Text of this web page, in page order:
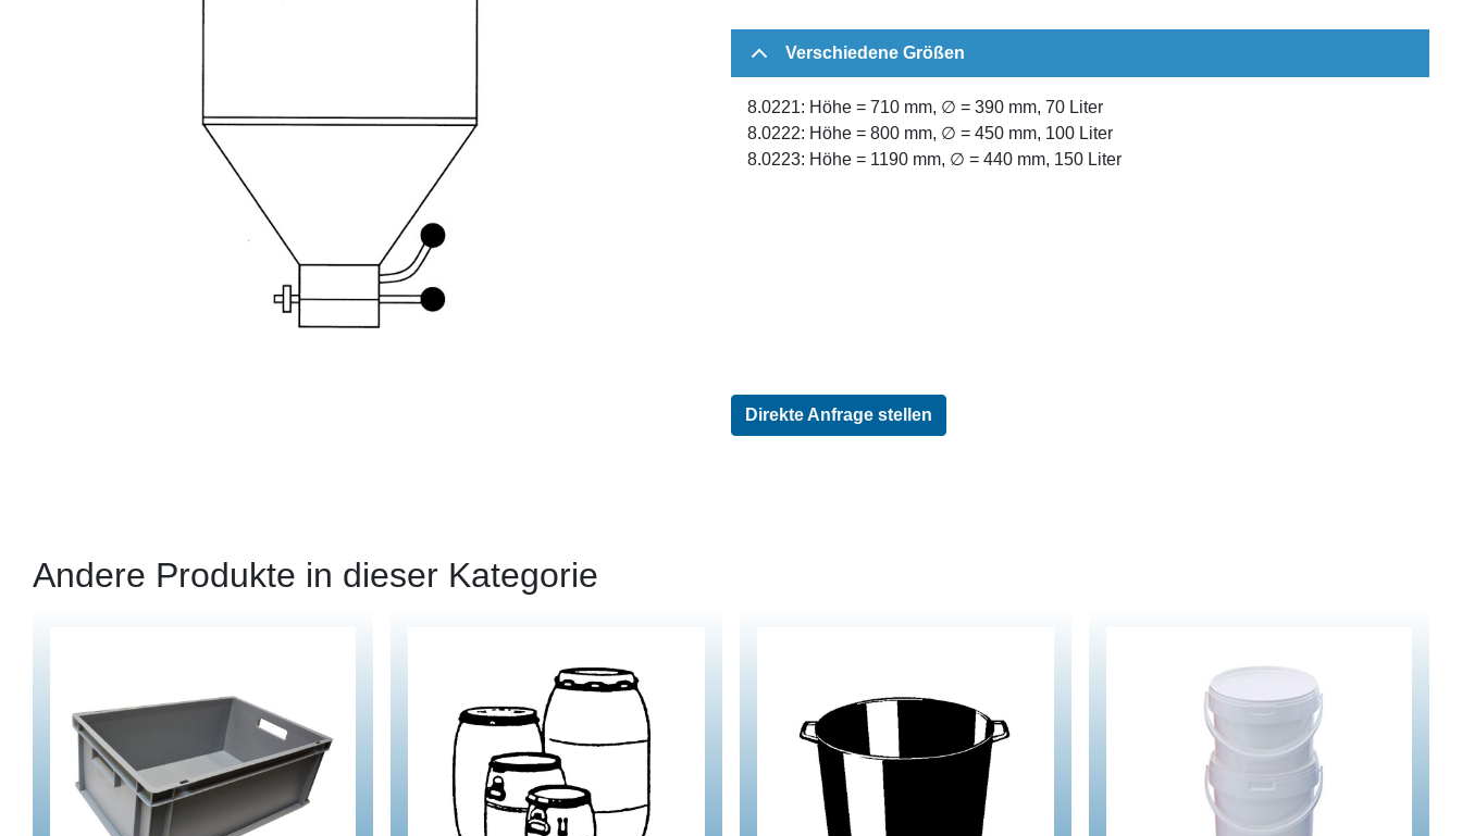
Verschiedene Größen
8.0221: Höhe = 710 mm, ∅ = 390 mm, 70 Liter
8.0222: Höhe = 800 mm, ∅ = 450 mm, 100 Liter
8.0223: Höhe = 1190 mm, ∅ = 440 mm, 150 Liter
Direkte Anfrage stellen
Andere Produkte in dieser Kategorie